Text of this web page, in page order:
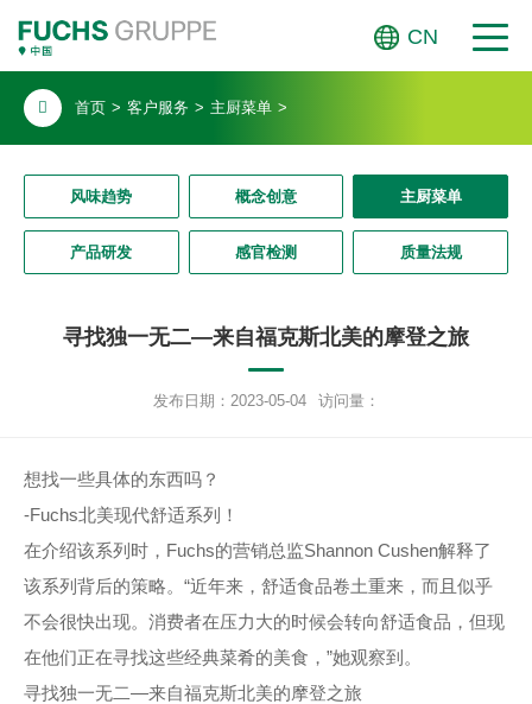
CN
首页 > 客户服务 > 主厨菜单 >
风味趋势 概念创意 主厨菜单
产品研发 感官检测 质量法规
寻找独一无二—来自福克斯北美的摩登之旅
发布日期：2023-05-04 访问量：
想找一些具体的东西吗？
-Fuchs北美现代舒适系列！
在介绍该系列时，Fuchs的营销总监Shannon Cushen解释了
该系列背后的策略。“近年来，舒适食品卷土重来，而且似乎
不会很快出现。消费者在压力大的时候会转向舒适食品，但现
在他们正在寻找这些经典菜肴的美食，”她观察到。
寻找独一无二—来自福克斯北美的摩登之旅